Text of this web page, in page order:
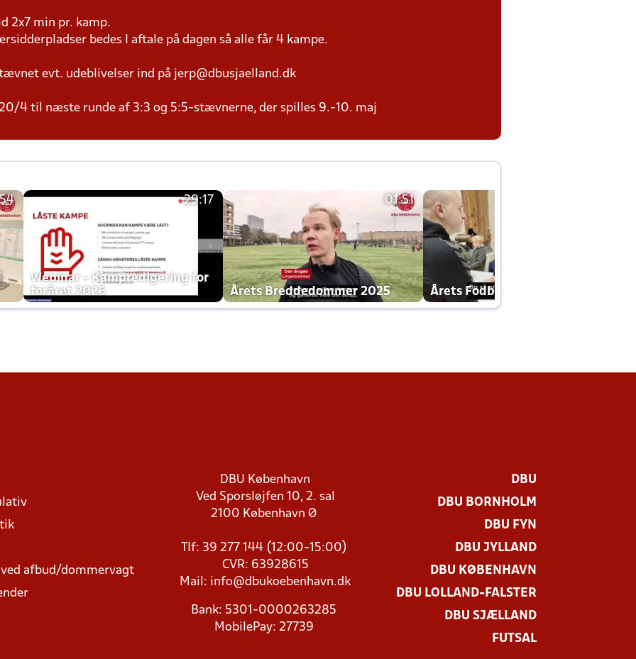
2x7 min pr. kamp.
bedes I aftale på dagen så alle får 4 kampe.
evt. udeblivelser ind på jerp@dbusjaelland.dk
4 til næste runde af 3:3 og 5:5-stævnerne, der spilles 9.-10. maj
29:17
Webinar - Kampredigering for
foråret 2026
01:51
Årets Breddedommer 2025 Årets Fodboldklub 2025 mp4
afbud/dommervagt
DBU København
Ved Sporsløjfen 10, 2. sal
2100 København Ø
Tlf: 39 277 144 (12:00-15:00)
CVR: 63928615
Mail: info@dbukoebenhavn.dk
Bank: 5301-0000263285
MobilePay: 27739
DBU
DBU BORNHOLM
DBU FYN
DBU JYLLAND
DBU KØBENHAVN
DBU LOLLAND-FALSTER
DBU SJÆLLAND
FUTSAL